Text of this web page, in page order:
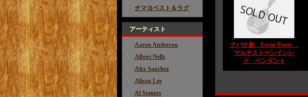
チマヨベスト＆ラグ
アーティスト
Aaron Anderson
Albert Nells
Alex Sanchez
Alison Lee
Al Somers
ナバホ族 Ervin Tsosie
マルチストーンインレ
イ ペンダント